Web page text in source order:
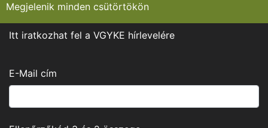
Megjelenik minden csütörtökön
Itt iratkozhat fel a VGYKE hírlevelére
E-Mail cím